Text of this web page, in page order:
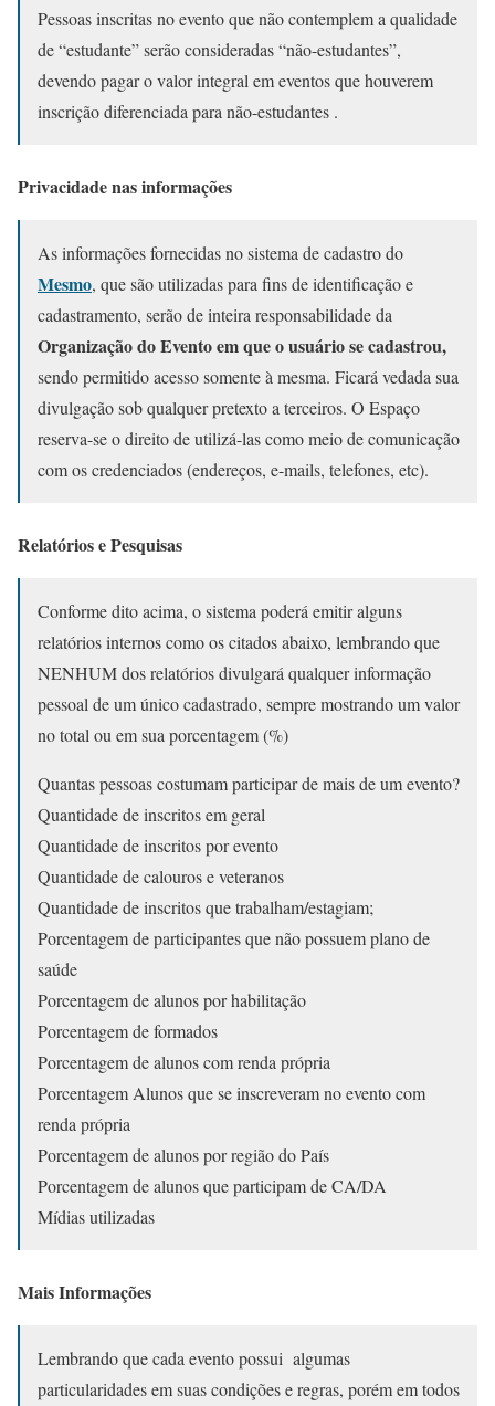
Pessoas inscritas no evento que não contemplem a qualidade
de “estudante” serão consideradas “não-estudantes”,
devendo pagar o valor integral em eventos que houverem
inscrição diferenciada para não-estudantes .
Privacidade nas informações
As informações fornecidas no sistema de cadastro do
Mesmo, que são utilizadas para fins de identificação e
cadastramento, serão de inteira responsabilidade da
Organização do Evento em que o usuário se cadastrou,
sendo permitido acesso somenteà mesma. Ficará vedada sua
divulgação sob qualquer pretexto a terceiros. O Espaço
reserva-se o direito de utilizá-las como meio de comunicação
com os credenciados (endereços, e-mails, telefones, etc).
Relatórios e Pesquisas
Conforme dito acima, o sistema poderá emitir alguns
relatórios internos como os citados abaixo, lembrando que
NENHUM dos relatórios divulgará qualquer informação
pessoal de um único cadastrado, sempre mostrando um valor
no total ou em sua porcentagem (%)
Quantas pessoas costumam participar de mais de um evento?
Quantidade de inscritos em geral
Quantidade de inscritos por evento
Quantidade de calouros e veteranos
Quantidade de inscritos que trabalham/estagiam;
Porcentagem de participantes que não possuem plano de
saúde
Porcentagem de alunos por habilitação
Porcentagem de formados
Porcentagem de alunos com renda própria
Porcentagem Alunos que se inscreveram no evento com
renda própria
Porcentagem de alunos por região do País
Porcentagem de alunos que participam de CA/DA
Mídias utilizadas
Mais Informações
Lembrando que cada evento possui algumas
particularidades em suas condições e regras, porém em todos